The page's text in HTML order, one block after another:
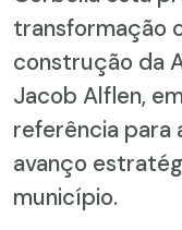
transformação
construção da
Jacob Alflen,
referência para
avanço
município.